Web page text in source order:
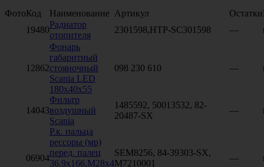
ФотоКод Наименование Артикул Остатки
19480
Радиатор
отопителя
2301598,HTP-SC301598 —
12862
Фонарь
габаритный
стояночный
Scania LED
180x40x55
098 230 610 —
14043
Фильтр
воздушный
Scania
1485592, 50013532, 82-
20487-SX
—
06904
Р.к. пальца
рессоры (мр)
перед. палец
36.9х166,М28х4
SEM8256, 84-39303-SX,
M7210001
—